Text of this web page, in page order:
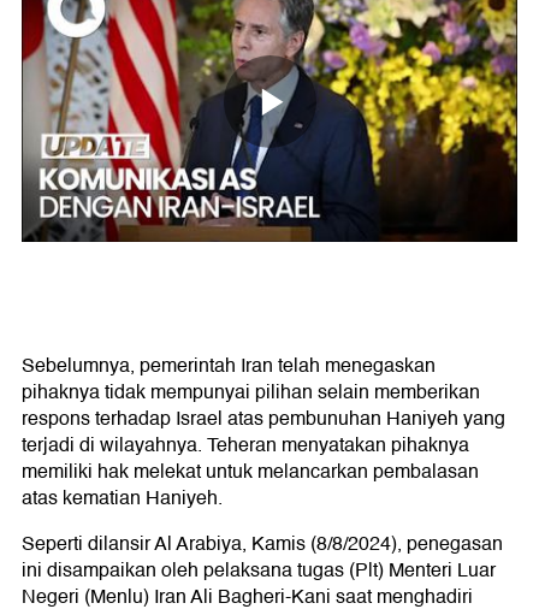
Sebelumnya, pemerintah Iran telah menegaskan
pihaknya tidak mempunyai pilihan selain memberikan
respons terhadap Israel atas pembunuhan Haniyeh yang
terjadi di wilayahnya. Teheran menyatakan pihaknya
memiliki hak melekat untuk melancarkan pembalasan
atas kematian Haniyeh.
Seperti dilansir Al Arabiya, Kamis (8/8/2024), penegasan
ini disampaikan oleh pelaksana tugas (Plt) Menteri Luar
Negeri (Menlu) Iran Ali Bagheri-Kani saat menghadiri